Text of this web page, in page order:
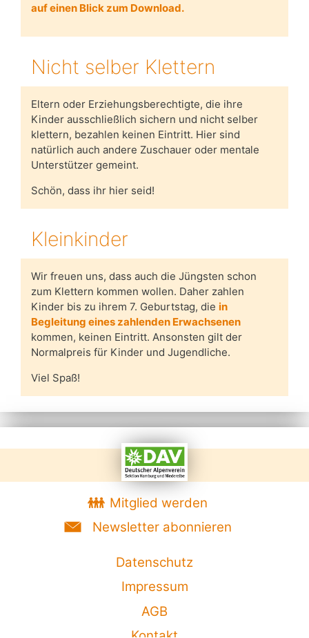
auf einen Blick zum Download.
Nicht selber Klettern
Eltern oder Erziehungsberechtigte, die ihre
Kinder ausschließlich sichern und nicht selber
klettern, bezahlen keinen Eintritt. Hier sind
natürlich auch andere Zuschauer oder mentale
Unterstützer gemeint.
Schön, dass ihr hier seid!
Kleinkinder
Wir freuen uns, dass auch die Jüngsten schon
zum Klettern kommen wollen. Daher zahlen
Kinder bis zu ihrem 7. Geburtstag, die in
Begleitung eines zahlenden Erwachsenen
kommen, keinen Eintritt. Ansonsten gilt der
Normalpreis für Kinder und Jugendliche.
Viel Spaß!
Mitglied werden
Newsletter abonnieren
Datenschutz
Impressum
AGB